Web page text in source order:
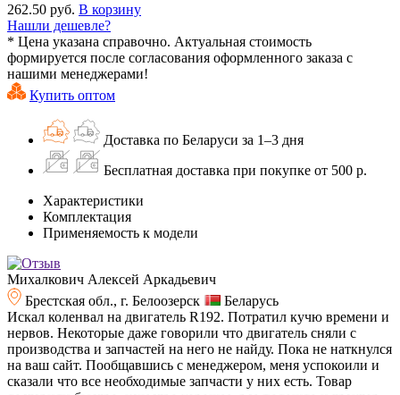
262.50 руб. В корзину
Нашли дешевле?
* Цена указана справочно. Актуальная стоимость
формируется после согласования оформленного заказа с
нашими менеджерами!
Купить оптом
Доставка по Беларуси за 1–3 дня
Бесплатная доставка при покупке от 500 р.
Характеристики
Комплектация
Применяемость к модели
Михалкович Алексей Аркадьевич
Брестская обл., г. Белоозерск
Беларусь
Искал коленвал на двигатель R192. Потратил кучю времени и
нервов. Некоторые даже говорили что двигатель сняли с
производства и запчастей на него не найду. Пока не наткнулся
на ваш сайт. Пообщавшись с менеджером, меня успокоили и
сказали что все необходимые запчасти у них есть. Товар